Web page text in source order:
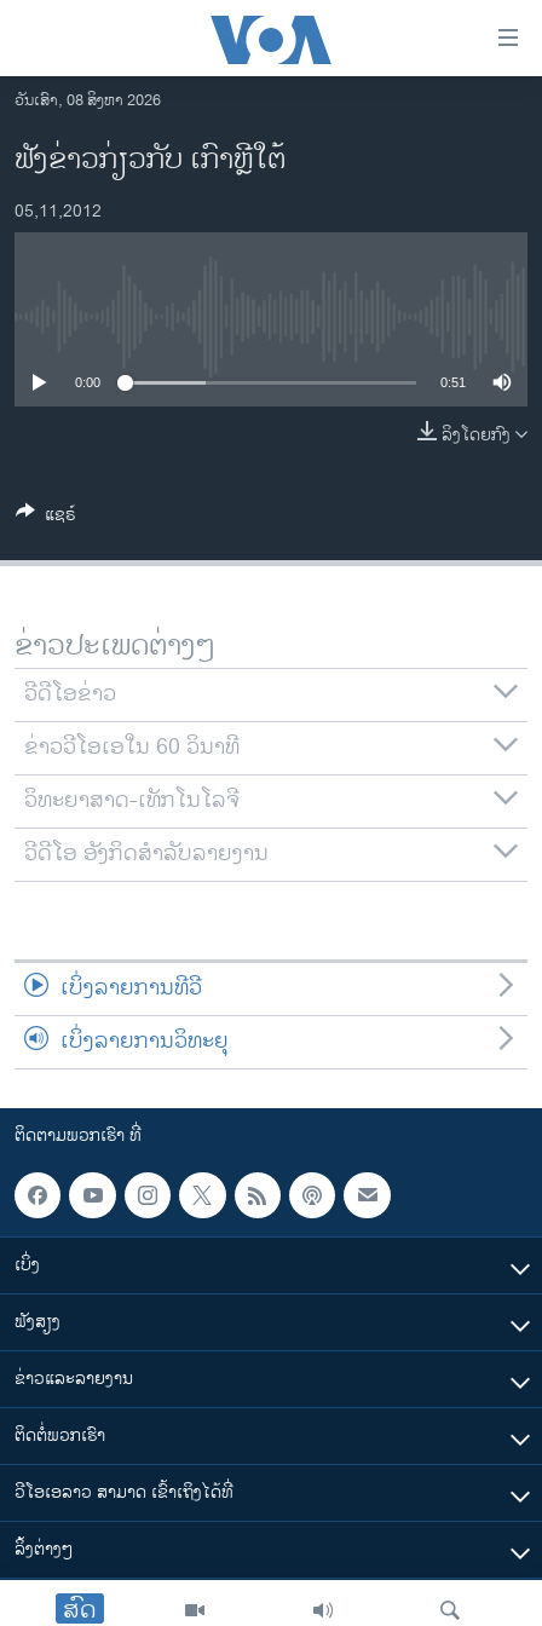
ເຂົ້າ
ຫາ
ຂ້າມ
ຂ້າມ
ຂ້າມ
ລາວ
ອາເມຣິກາ
ເອເຊຍ
ຊຸມຊົນຊາວລາວ
ວິທະຍາສາດ-ເທັກໂນໂລຈີ
ພາສາອັງກິດ
ວີດີໂອ
ສຽງ
ລາຍການກະຈາຍສຽງ
ລາຍງານ
ຕິດຕາມພວກເຮົາ ທີ່
ສົດ
ວັນເສົາ, 08 ສິງຫາ 2026
ຟັງຂ່າວກ່ຽວກັບ ເກົາຫຼີໃຕ້
05,11,2012
0:00 0:51
ລິງໂດຍກົງ
ແຊຣ໌
ຂ່າວປະເພດຕ່າງໆ
ວີດີໂອຂ່າວ
ຂ່າວວີໂອເອໃນ 60 ວິນາທີ
ວິທະຍາສາດ-ເທັກໂນໂລຈີ
ວີດີໂອ ອັງກິດສຳລັບລາຍງານ
ເບິ່ງລາຍການທີວີ
ເບິ່ງລາຍການວິທະຍຸ
ຕິດຕາມພວກເຮົາ ທີ່
ເບິ່ງ
ຟັງສຽງ
ຂ່າວແລະລາຍງານ
ຕິດຕໍ່ພວກເຮົາ
ວີໂອເອລາວ ສາມາດ ເຂົ້າເຖິງໄດ້ທີ່
​ລິ້ງ​ຕ່າງໆ
ຕາມເວລາໃນລາວ